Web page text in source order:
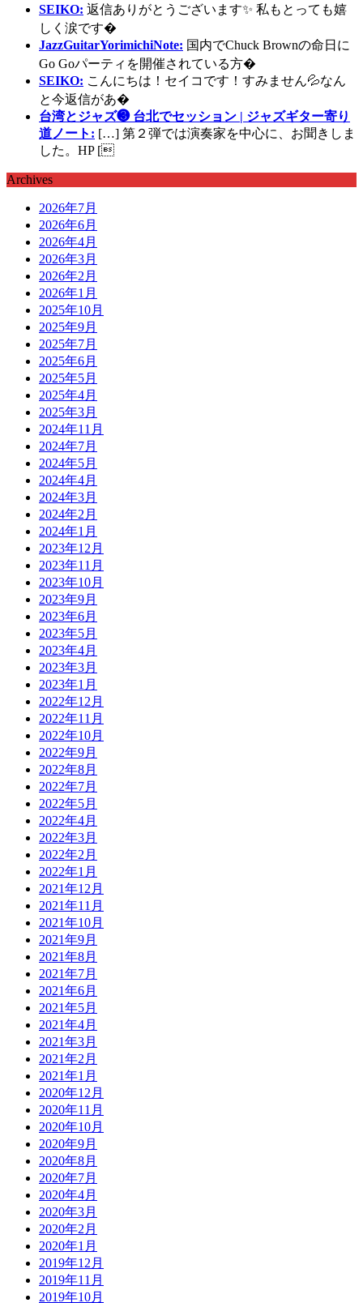
SEIKO: 返信ありがとうございます✨ 私もとっても嬉
しく涙です�
JazzGuitarYorimichiNote: 国内でChuck Brownの命日に
Go Goパーティを開催されている方�
SEIKO: こんにちは！セイコです！すみません💦なん
と今返信があ�
台湾とジャズ❸ 台北でセッション | ジャズギター寄り
道ノート: […] 第２弾では演奏家を中心に、お聞きしま
した。HP [
Archives
2026年7月
2026年6月
2026年4月
2026年3月
2026年2月
2026年1月
2025年10月
2025年9月
2025年7月
2025年6月
2025年5月
2025年4月
2025年3月
2024年11月
2024年7月
2024年5月
2024年4月
2024年3月
2024年2月
2024年1月
2023年12月
2023年11月
2023年10月
2023年9月
2023年6月
2023年5月
2023年4月
2023年3月
2023年1月
2022年12月
2022年11月
2022年10月
2022年9月
2022年8月
2022年7月
2022年5月
2022年4月
2022年3月
2022年2月
2022年1月
2021年12月
2021年11月
2021年10月
2021年9月
2021年8月
2021年7月
2021年6月
2021年5月
2021年4月
2021年3月
2021年2月
2021年1月
2020年12月
2020年11月
2020年10月
2020年9月
2020年8月
2020年7月
2020年4月
2020年3月
2020年2月
2020年1月
2019年12月
2019年11月
2019年10月